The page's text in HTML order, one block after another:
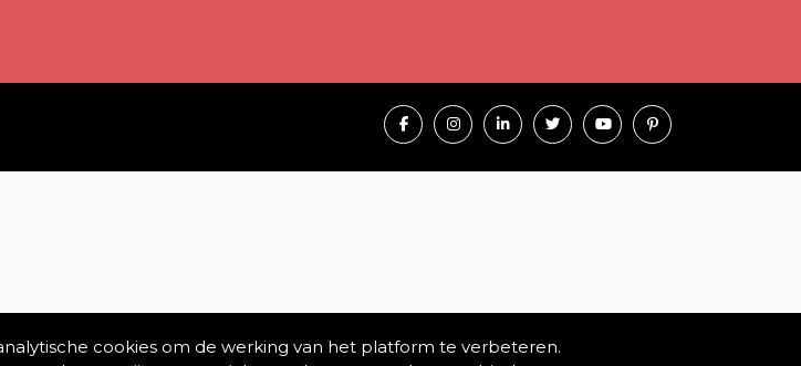
cookies om de werking van het platform te verbeteren.